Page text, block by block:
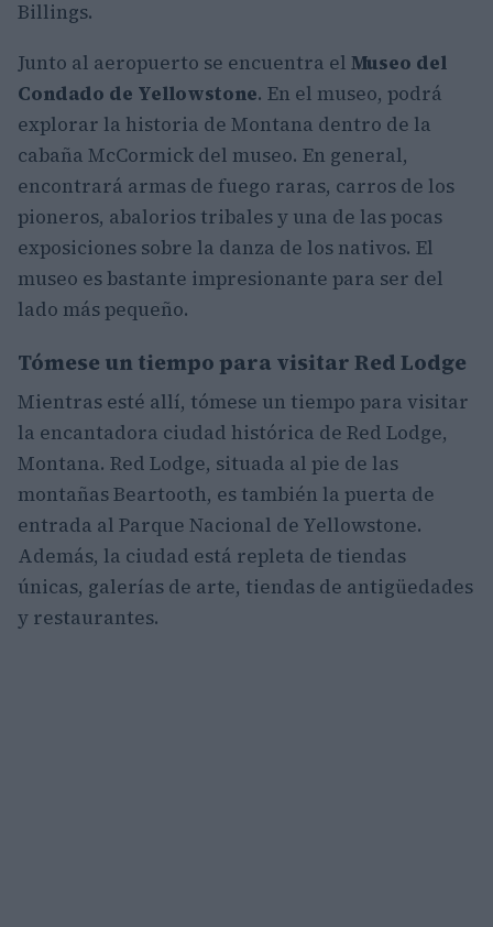
Billings.
Junto al aeropuerto se encuentra el Museo del
Condado de Yellowstone. En el museo, podrá
explorar la historia de Montana dentro de la
cabaña McCormick del museo. En general,
encontrará armas de fuego raras, carros de los
pioneros, abalorios tribales y una de las pocas
exposiciones sobre la danza de los nativos. El
museo es bastante impresionante para ser del
lado más pequeño.
Tómese un tiempo para visitar Red Lodge
Mientras esté allí, tómese un tiempo para visitar
la encantadora ciudad histórica de Red Lodge,
Montana. Red Lodge, situada al pie de las
montañas Beartooth, es también la puerta de
entrada al Parque Nacional de Yellowstone.
Además, la ciudad está repleta de tiendas
únicas, galerías de arte, tiendas de antigüedades
y restaurantes.